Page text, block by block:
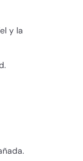
y la